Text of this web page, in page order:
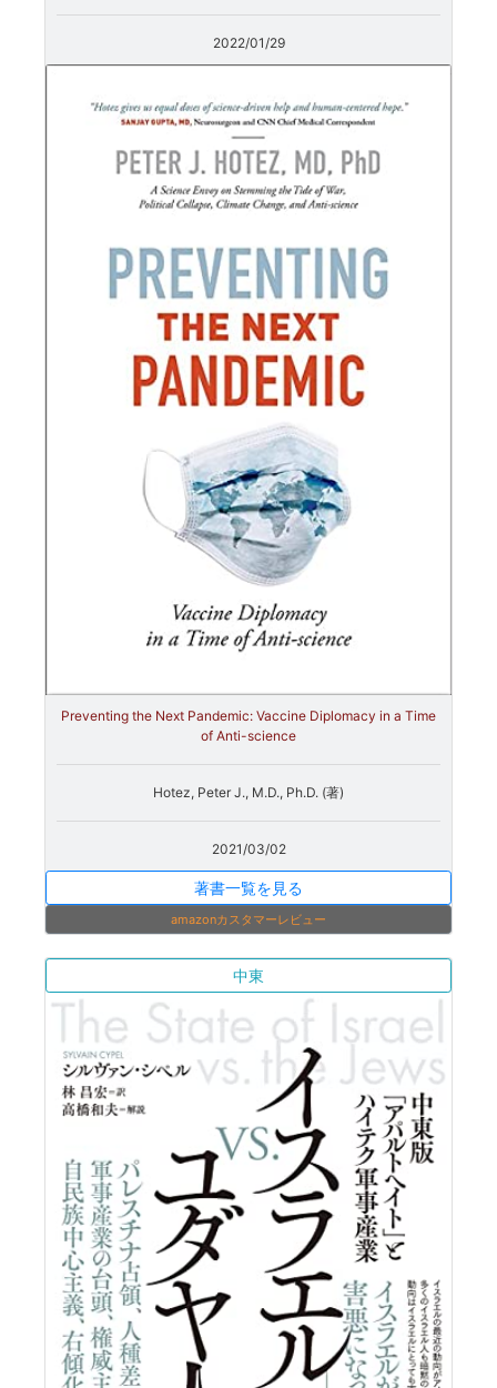
2022/01/29
Preventing the Next Pandemic: Vaccine Diplomacy in a Time
of Anti-science
Hotez, Peter J., M.D., Ph.D. (著)
2021/03/02
著書一覧を見る
amazonカスタマーレビュー
中東